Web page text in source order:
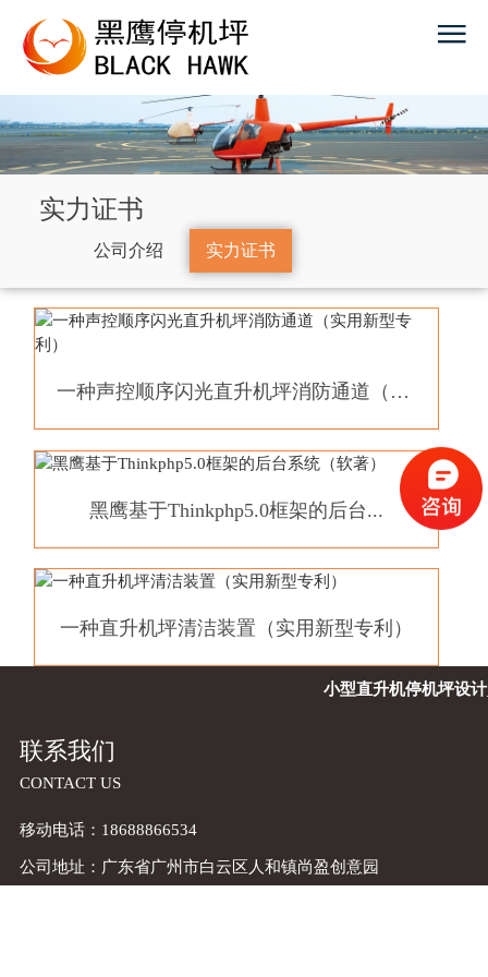
实力证书
公司介绍 实力证书
一种声控顺序闪光直升机坪消防通道（实用新...
黑鹰基于Thinkphp5.0框架的后台...
一种直升机坪清洁装置（实用新型专利）
小型直升机停机坪设计
联系我们
CONTACT US
移动电话：18688866534
公司地址：广东省广州市白云区人和镇尚盈创意园